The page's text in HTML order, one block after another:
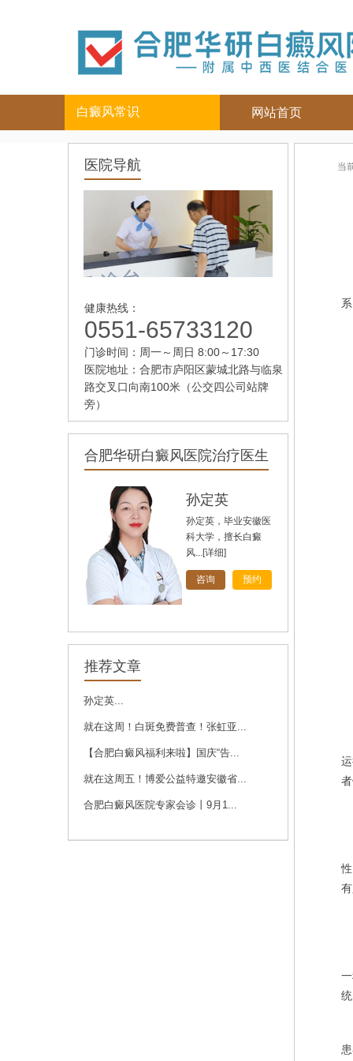
白癜风常识
儿童
女性
老年
头部
背部
网站首页
医院导航
健康热线：
0551-65733120
门诊时间：周一～周日 8:00～17:30
医院地址：合肥市庐阳区蒙城北路与临泉
路交叉口向南100米（公交四公司站牌
旁）
合肥华研白癜风医院治疗医生
孙定英
孙定英，毕业安徽医
科大学，擅长白癜
风...[详细]
咨询 预约
高汝辉
刘斌，中共党员，毕
业于华中科技大学
推荐文章
孙定英...
就在这周！白斑免费普查！张虹亚...
【合肥白癜风福利来啦】国庆“告...
就在这周五！博爱公益特邀安徽省...
合肥白癜风医院专家会诊丨9月1...
当